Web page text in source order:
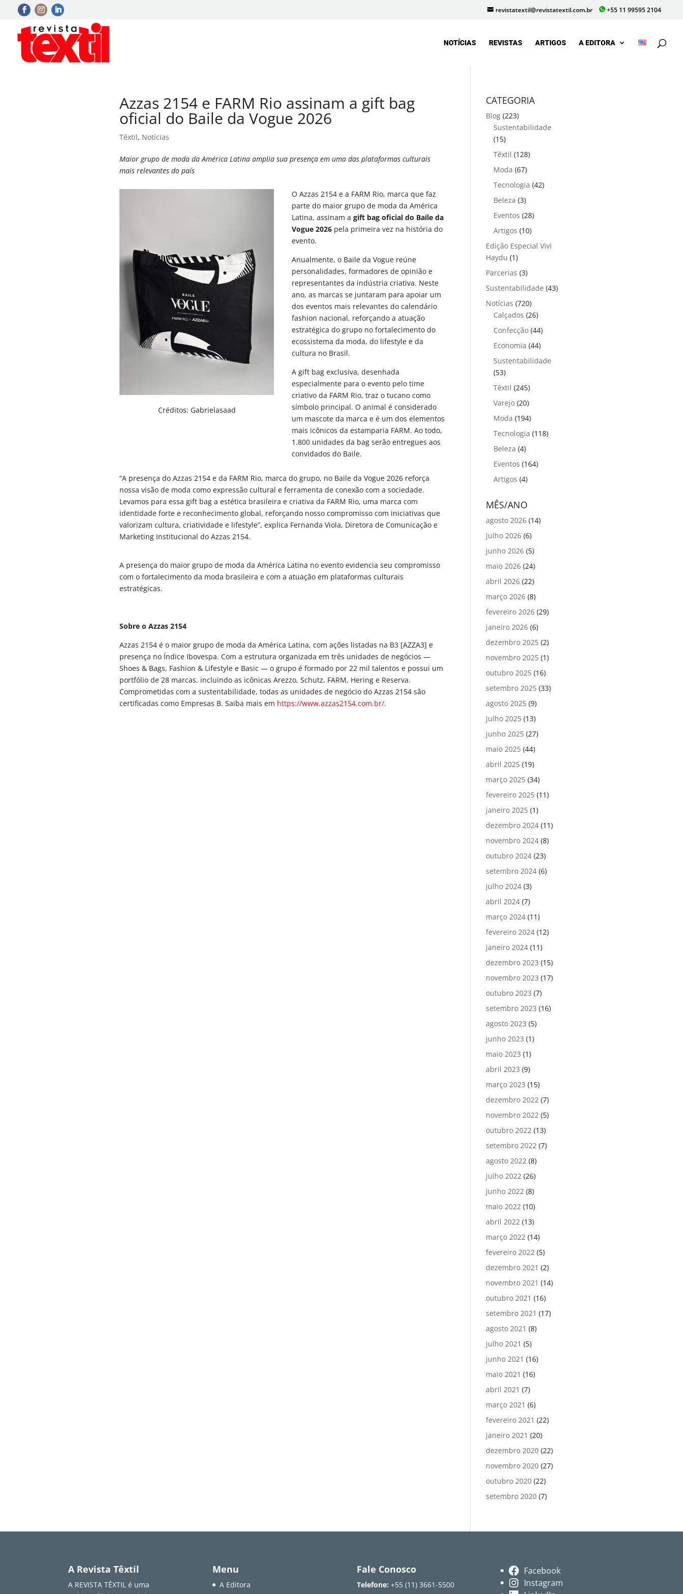
+55 11 99595 2104
revistatextil@revistatextil.com.br
NOTÍCIAS REVISTAS ARTIGOS A EDITORA
Azzas 2154 e FARM Rio assinam a gift bag
oficial do Baile da Vogue 2026
Têxtil, Notícias
Maior grupo de moda da América Latina amplia sua presença em uma das plataformas culturais
mais relevantes do país
Créditos: Gabrielasaad
O Azzas 2154 e a FARM Rio, marca que faz
parte do maior grupo de moda da América
Latina, assinam agift bag oficial do Baile da
Vogue 2026 pela primeira vez na história do
evento.
Anualmente, o Baile da Vogue reúne
personalidades, formadores de opinião e
representantes da indústria criativa. Neste
ano, as marcas se juntaram para apoiar um
dos eventos mais relevantes do calendário
fashion nacional, reforçando a atuação
estratégica do grupo no fortalecimento do
ecossistema da moda, do lifestyle e da
cultura no Brasil.
A gift bag exclusiva, desenhada
especialmente para o evento pelo time
criativo da FARM Rio, traz o tucano como
símbolo principal. O animal é considerado
um mascote da marca e é um dos elementos
mais icônicos da estamparia FARM. Ao todo,
1.800 unidades da bag serão entregues aos
convidados do Baile.
“A presença do Azzas 2154 e da FARM Rio, marca do grupo, no Baile da Vogue 2026 reforça
nossa visão de moda como expressão cultural e ferramenta de conexão com a sociedade.
Levamos para essa gift bag a estética brasileira e criativa da FARM Rio, uma marca com
identidade forte e reconhecimento global, reforçando nosso compromisso com iniciativas que
valorizam cultura, criatividade e lifestyle”, explica Fernanda Viola, Diretora de Comunicação e
Marketing Institucional do Azzas 2154.
A presença do maior grupo de moda da América Latina no evento evidencia seu compromisso
com o fortalecimento da moda brasileira e com a atuação em plataformas culturais
estratégicas.
Sobre o Azzas 2154
Azzas 2154 é o maior grupo de moda da América Latina, com ações listadas na B3 [AZZA3] e
presença no Índice Ibovespa. Com a estrutura organizada em três unidades de negócios —
Shoes & Bags, Fashion & Lifestyle e Basic — o grupo é formado por 22 mil talentos e possui um
portfólio de 28 marcas, incluindo as icônicas Arezzo, Schutz, FARM, Hering e Reserva.
Comprometidas com a sustentabilidade, todas as unidades de negócio do Azzas 2154 são
certificadas como Empresas B. Saiba mais em https://www.azzas2154.com.br/.
CATEGORIA
Blog (223)
Sustentabilidade
(15)
Têxtil (128)
Moda (67)
Tecnologia (42)
Beleza (3)
Eventos (28)
Artigos (10)
Edição Especial Vivi
Haydu (1)
Parcerias (3)
Sustentabilidade (43)
Notícias (720)
Calçados (26)
Confecção (44)
Economia (44)
Sustentabilidade
(53)
Têxtil (245)
Varejo (20)
Moda (194)
Tecnologia (118)
Beleza (4)
Eventos (164)
Artigos (4)
MÊS/ANO
agosto 2026 (14)
julho 2026 (6)
junho 2026 (5)
maio 2026 (24)
abril 2026 (22)
março 2026 (8)
fevereiro 2026 (29)
janeiro 2026 (6)
dezembro 2025 (2)
novembro 2025 (1)
outubro 2025 (16)
setembro 2025 (33)
agosto 2025 (9)
julho 2025 (13)
junho 2025 (27)
maio 2025 (44)
abril 2025 (19)
março 2025 (34)
fevereiro 2025 (11)
janeiro 2025 (1)
dezembro 2024 (11)
novembro 2024 (8)
outubro 2024 (23)
setembro 2024 (6)
julho 2024 (3)
abril 2024 (7)
março 2024 (11)
fevereiro 2024 (12)
janeiro 2024 (11)
dezembro 2023 (15)
novembro 2023 (17)
outubro 2023 (7)
setembro 2023 (16)
agosto 2023 (5)
junho 2023 (1)
maio 2023 (1)
abril 2023 (9)
março 2023 (15)
dezembro 2022 (7)
novembro 2022 (5)
outubro 2022 (13)
setembro 2022 (7)
agosto 2022 (8)
julho 2022 (26)
junho 2022 (8)
maio 2022 (10)
abril 2022 (13)
março 2022 (14)
fevereiro 2022 (5)
dezembro 2021 (2)
novembro 2021 (14)
outubro 2021 (16)
setembro 2021 (17)
agosto 2021 (8)
julho 2021 (5)
junho 2021 (16)
maio 2021 (16)
abril 2021 (7)
março 2021 (6)
fevereiro 2021 (22)
janeiro 2021 (20)
dezembro 2020 (22)
novembro 2020 (27)
outubro 2020 (22)
setembro 2020 (7)
A Revista Têxtil
A REVISTA TÊXTIL é uma
Menu
A Editora
Fale Conosco
Telefone: +55 (11) 3661-5500
Facebook
Instagram